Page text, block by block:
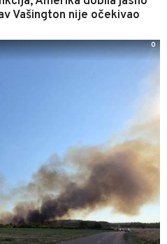
Vašington nije očekivao
0